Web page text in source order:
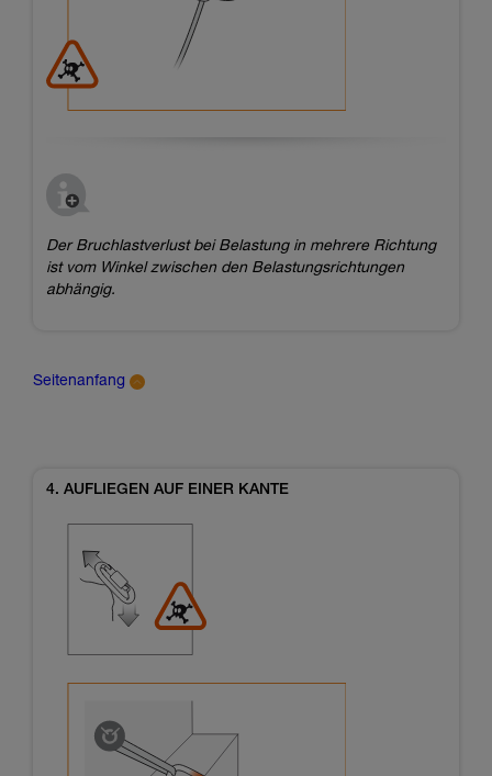
Der Bruchlastverlust bei Belastung in mehrere Richtung
ist vom Winkel zwischen den Belastungsrichtungen
abhängig.
Seitenanfang
4. AUFLIEGEN AUF EINER KANTE